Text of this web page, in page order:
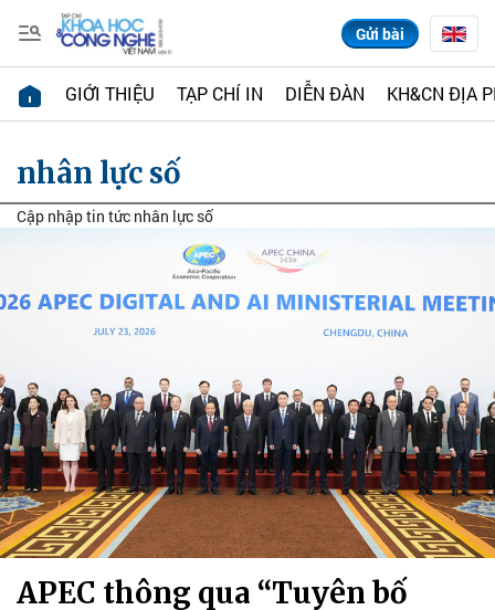
Gửi bài
GIỚI THIỆU TẠP CHÍ IN DIỄN ĐÀN KH&CN ĐỊA
nhân lực số
Cập nhập tin tức nhân lực số
APEC thông qua “Tuyên bố